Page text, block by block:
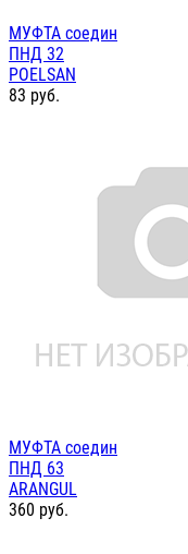
МУФТА соедин
ПНД 32
POELSAN
83 руб.
МУФТА соедин
ПНД 63
ARANGUL
360 руб.